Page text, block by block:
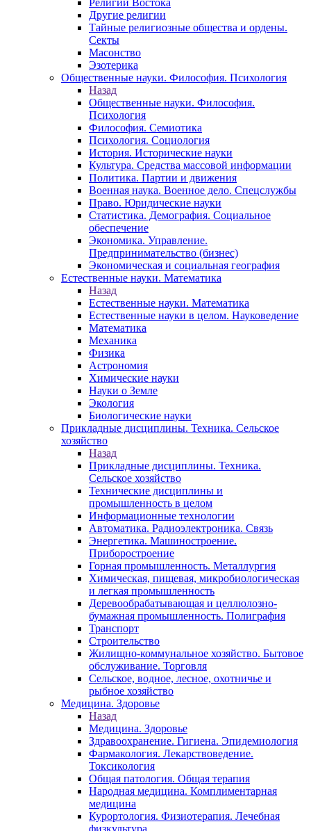
Религии Востока
Другие религии
Тайные религиозные общества и ордены.
Секты
Масонство
Эзотерика
Общественные науки. Философия. Психология
Назад
Общественные науки. Философия.
Психология
Философия. Семиотика
Психология. Социология
История. Исторические науки
Культура. Средства массовой информации
Политика. Партии и движения
Военная наука. Военное дело. Спецслужбы
Право. Юридические науки
Статистика. Демография. Социальное
обеспечение
Экономика. Управление.
Предпринимательство (бизнес)
Экономическая и социальная география
Естественные науки. Математика
Назад
Естественные науки. Математика
Естественные науки в целом. Науковедение
Математика
Механика
Физика
Астрономия
Химические науки
Науки о Земле
Экология
Биологические науки
Прикладные дисциплины. Техника. Сельское
хозяйство
Назад
Прикладные дисциплины. Техника.
Сельское хозяйство
Технические дисциплины и
промышленность в целом
Информационные технологии
Автоматика. Радиоэлектроника. Связь
Энергетика. Машиностроение.
Приборостроение
Горная промышленность. Металлургия
Химическая, пищевая, микробиологическая
и легкая промышленность
Деревообрабатывающая и целлюлозно-
бумажная промышленность. Полиграфия
Транспорт
Строительство
Жилищно-коммунальное хозяйство. Бытовое
обслуживание. Торговля
Сельское, водное, лесное, охотничье и
рыбное хозяйство
Медицина. Здоровье
Назад
Медицина. Здоровье
Здравоохранение. Гигиена. Эпидемиология
Фармакология. Лекарствоведение.
Токсикология
Общая патология. Общая терапия
Народная медицина. Комплиментарная
медицина
Курортология. Физиотерапия. Лечебная
физкультура